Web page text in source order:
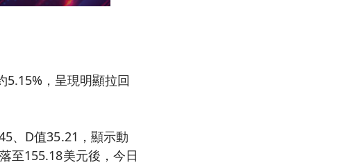
，呈現明顯拉回
、D值35.21，顯示動
至155.18美元後，今日